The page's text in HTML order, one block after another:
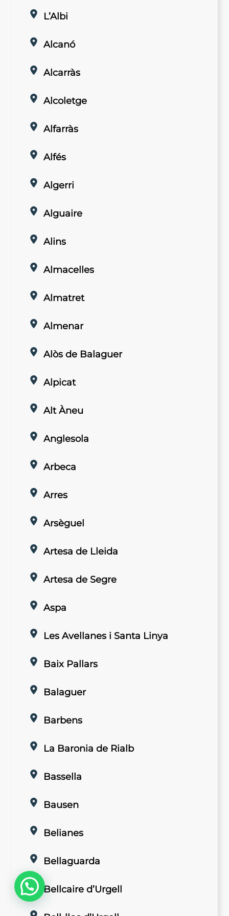
L’Albi
Alcanó
Alcarràs
Alcoletge
Alfarràs
Alfés
Algerri
Alguaire
Alins
Almacelles
Almatret
Almenar
Alòs de Balaguer
Alpicat
Alt Àneu
Anglesola
Arbeca
Arres
Arsèguel
Artesa de Lleida
Artesa de Segre
Aspa
Les Avellanes i Santa Linya
Baix Pallars
Balaguer
Barbens
La Baronia de Rialb
Bassella
Bausen
Belianes
Bellaguarda
Bellcaire d’Urgell